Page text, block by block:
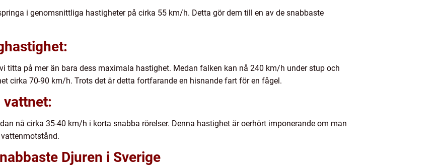
i genomsnittliga hastigheter på cirka 55 km/h. Detta gör dem till en av de snabbaste
titta på mer än bara dess maximala hastighet. Medan falken kan nå 240 km/h under stup och
cirka 70-90 km/h. Trots det är detta fortfarande en hisnande fart för en fågel.
vattnet:
nå cirka 35-40 km/h i korta snabba rörelser. Denna hastighet är oerhört imponerande om man
Djuren i Sverige